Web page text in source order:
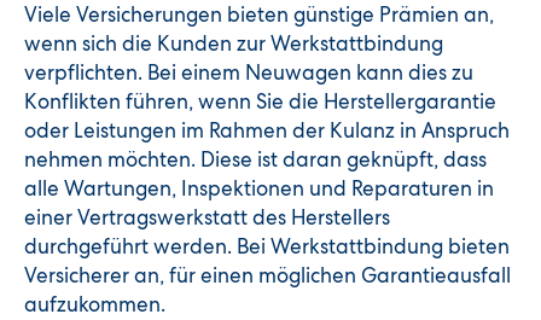
Viele Versicherungen bieten günstige Prämien an,
wenn sich die Kunden zur Werkstattbindung
verpflichten. Bei einem Neuwagen kann dies zu
Konflikten führen, wenn Sie die Herstellergarantie
oder Leistungen im Rahmen der Kulanz in Anspruch
nehmen möchten. Diese ist daran geknüpft, dass
alle Wartungen, Inspektionen und Reparaturen in
einer Vertragswerkstatt des Herstellers
durchgeführt werden. Bei Werkstattbindung bieten
Versicherer an, für einen möglichen Garantieausfall
aufzukommen.